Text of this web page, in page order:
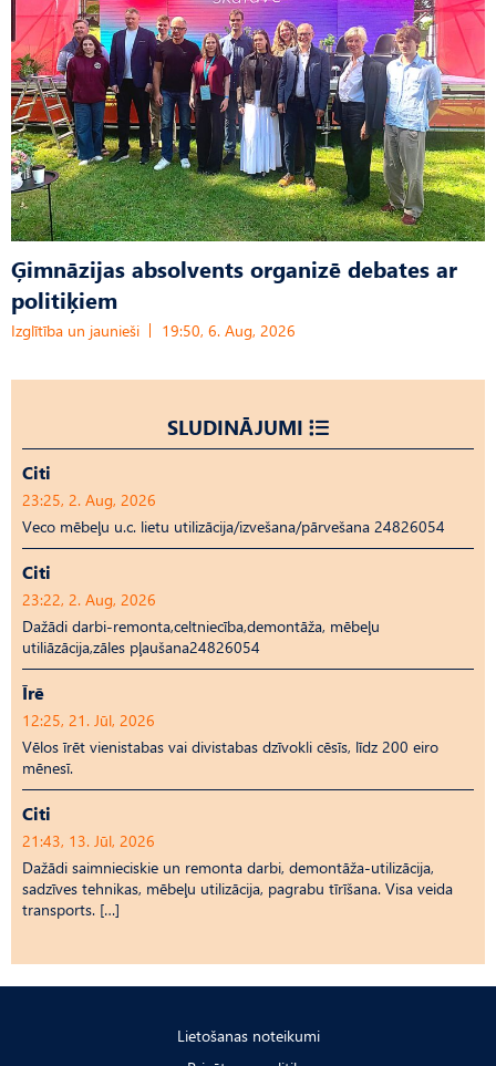
Ģimnāzijas absolvents organizē debates ar
politiķiem
Izglītība un jaunieši 19:50, 6. Aug, 2026
SLUDINĀJUMI
Citi
23:25, 2. Aug, 2026
Veco mēbeļu u.c. lietu utilizācija/izvešana/pārvešana 24826054
Citi
23:22, 2. Aug, 2026
Dažādi darbi-remonta,celtniecība,demontāža, mēbeļu
utiliāzācija,zāles pļaušana24826054
Īrē
12:25, 21. Jūl, 2026
Vēlos īrēt vienistabas vai divistabas dzīvokli cēsīs, līdz 200 eiro
mēnesī.
Citi
21:43, 13. Jūl, 2026
Dažādi saimnieciskie un remonta darbi, demontāža-utilizācija,
sadzīves tehnikas, mēbeļu utilizācija, pagrabu tīrīšana. Visa veida
transports. […]
Lietošanas noteikumi